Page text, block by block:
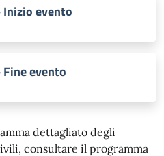
evento
evento
dettagliato degli
consultare il programma